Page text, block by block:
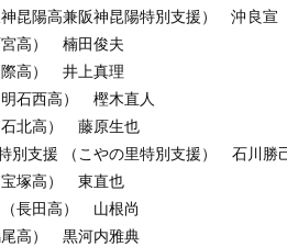
昆陽高兼阪神昆陽特別支援） 沖良宣
高） 楠田俊夫
高） 井上真理
石西高） 樫木直人
北高） 藤原生也
別支援 （こやの里特別支援） 石川勝
塚高） 東直也
長田高） 山根尚
高） 黒河内雅典